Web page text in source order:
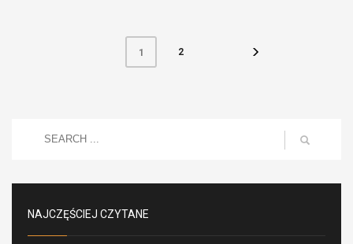
1 2
NAJCZĘŚCIEJ CZYTANE